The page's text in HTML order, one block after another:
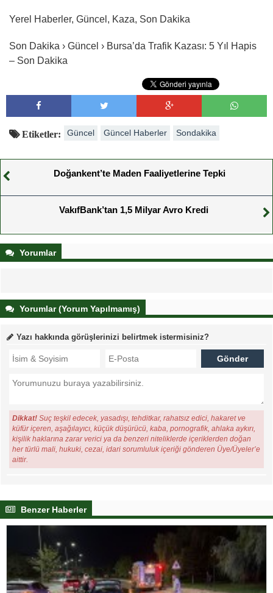
Yerel Haberler, Güncel, Kaza, Son Dakika
Son Dakika › Güncel › Bursa’da Trafik Kazası: 5 Yıl Hapis
– Son Dakika
Etiketler: Güncel Güncel Haberler Sondakika
Doğankent’te Maden Faaliyetlerine Tepki
VakıfBank’tan 1,5 Milyar Avro Kredi
Yorumlar
Yorumlar (Yorum Yapılmamış)
Yazı hakkında görüşlerinizi belirtmek istermisiniz?
Dikkat! Suç teşkil edecek, yasadışı, tehditkar, rahatsız edici, hakaret ve
küfür içeren, aşağılayıcı, küçük düşürücü, kaba, pornografik, ahlaka aykırı,
kişilik haklarına zarar verici ya da benzeri niteliklerde içeriklerden doğan
her türlü mali, hukuki, cezai, idari sorumluluk içeriği gönderen Üye/Üyeler’e
aittir.
Benzer Haberler